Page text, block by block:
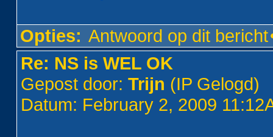
Opties: Antwoord op dit bericht
Re: NS is WEL OK
Gepost door:Trijn (IP Gelogd)
Datum: February 2, 2009